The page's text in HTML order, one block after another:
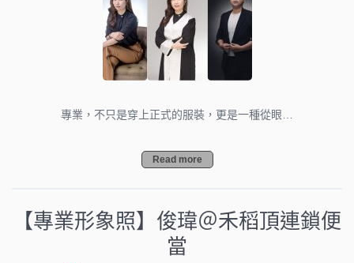
專業，不只是穿上正式的服裝，更是一種從眼…
Read more
【專業形象照】俊瑋＠禾稻頂連鎖便
當